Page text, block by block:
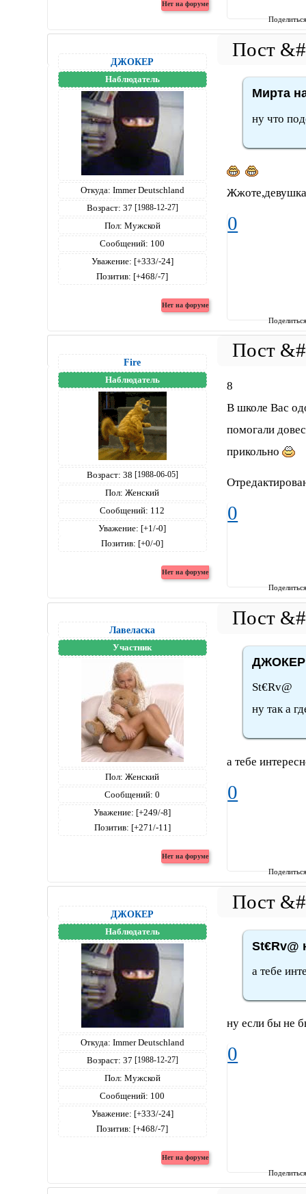
ДЖОКЕР
Наблюдатель
Откуда: Immer Deutschland
Возраст: 37 [1988-12-27]
Пол: Мужской
Сообщений: 100
Уважение: [+333/-24]
Позитив: [+468/-7]
Мирта
ну что
0
Fire
Наблюдатель
Возраст: 38 [1988-06-05]
Пол: Женский
Сообщений: 112
Уважение: [+1/-0]
Позитив: [+0/-0]
8
В школе Вас
помогали
прикольно
0
Лавеласка
Участник
Пол: Женский
Сообщений: 0
Уважение: [+249/-8]
Позитив: [+271/-11]
ДЖОКЕР
St€Rv@
ну так а
а тебе
0
ДЖОКЕР
Наблюдатель
Откуда: Immer Deutschland
Возраст: 37 [1988-12-27]
Пол: Мужской
Сообщений: 100
Уважение: [+333/-24]
Позитив: [+468/-7]
St€Rv@
а тебе
ну если бы не
0